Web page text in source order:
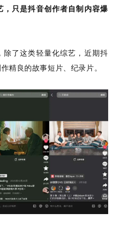
，只是抖音创作者自制内容爆
除了这类轻量化综艺，近期抖
精良的故事短片、纪录片。